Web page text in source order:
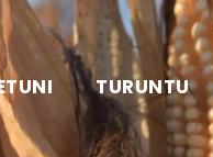
TURUNTU